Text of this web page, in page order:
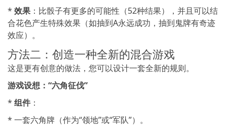
* 效果 ：比骰子有更多的可能性（52种结果），并且可以结
合花色产生特殊效果（如抽到A永远成功，抽到鬼牌有奇迹
效应）。
方法二：创造一种全新的混合游戏
这是更有创意的做法，您可以设计一套全新的规则。
游戏设想：“六角征伐”
* 组件：
* 一套六角牌（作为“领地”或“军队”）。